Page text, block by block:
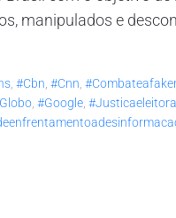
manipulados e
#cbn #cnn
#google